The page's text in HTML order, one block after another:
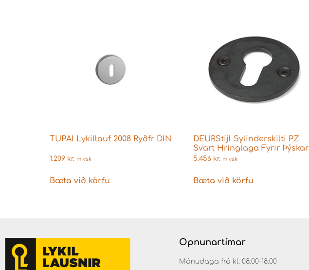
TUPAI Lykillauf 2008 Ryðfr DIN
1.209 kr. m vsk
Bæta við körfu
DEURStijl Sylinderskilti PZ
Svart Hringlaga Fyrir Þýskar
læsingar
5.456 kr. m vsk
Bæta við körfu
Opnunartímar
Mánudaga frá kl. 08:00-18:00